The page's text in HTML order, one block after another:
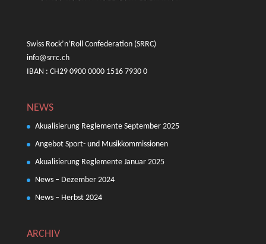
Swiss Rock’n’Roll Confederation (SRRC)
info@srrc.ch
IBAN : CH29 0900 0000 1516 7930 0
NEWS
Akualisierung Reglemente September 2025
Angebot Sport- und Musikkommissionen
Akualisierung Reglemente Januar 2025
News – Dezember 2024
News – Herbst 2024
ARCHIV